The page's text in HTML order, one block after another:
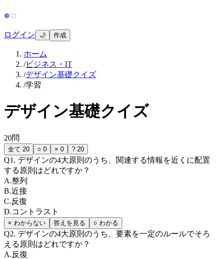
ログイン 🌙 作成
ホーム
/ビジネス・IT
/デザイン基礎クイズ
/学習
デザイン基礎クイズ
20問
全て 20 ○ 0 × 0 ? 20
Q1 . デザインの4大原則のうち、関連する情報を近くに配置
する原則はどれですか？
A.整列
B.近接
C.反復
D.コントラスト
× わからない 答えを見る ○ わかる
Q2. デザインの4大原則のうち、要素を一定のルールでそろ
える原則はどれですか？
A.反復